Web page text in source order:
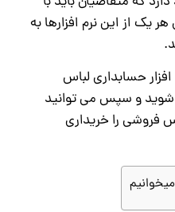
یک از این نرم افزارها به
افزار حسابداری لباس
شوید و سپس می توانید
فروشی را خریداری